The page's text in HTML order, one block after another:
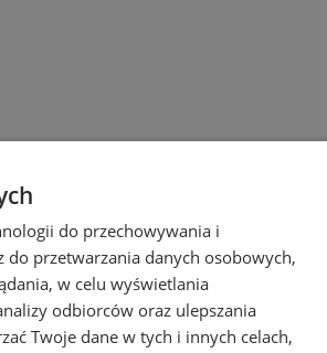
do przechowywania i
przetwarzania danych osobowych,
w celu wyświetlania
odbiorców oraz ulepszania
Twoje dane w tych i innych celach,